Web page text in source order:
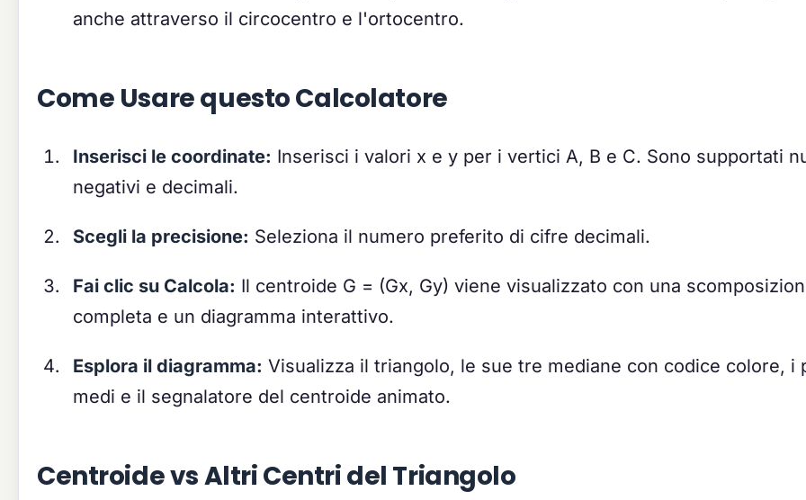
anche attraverso il circocentro e l'ortocentro.
Come Usare questo Calcolatore
Inserisci le coordinate: Inserisci i valori x e y per i vertici A, B e C. Sono supportati
negativi e decimali.
Scegli la precisione: Seleziona il numero preferito di cifre decimali.
Fai clic su Calcola: Il centroide G = (Gx, Gy) viene visualizzato con una
completa e un diagramma interattivo.
Esplora il diagramma: Visualizza il triangolo, le sue tre mediane con codice colore, i
medi e il segnalatore del centroide animato.
Centroide vs Altri Centri del Triangolo